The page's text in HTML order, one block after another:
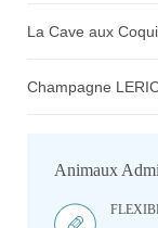
La Cave aux
Champagne
Animaux